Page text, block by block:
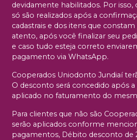
devidamente habilitados. Por
só são realizados após a
cadastrais e dos itens que
atento, após você finalizar seu
e caso tudo esteja correto
pagamento via WhatsApp.
Cooperados Uniodonto Jundiaí
O desconto será concedido após
aplicado no faturamento do
Para clientes que não são
serão aplicados conforme
pagamentos, Débito desconto de